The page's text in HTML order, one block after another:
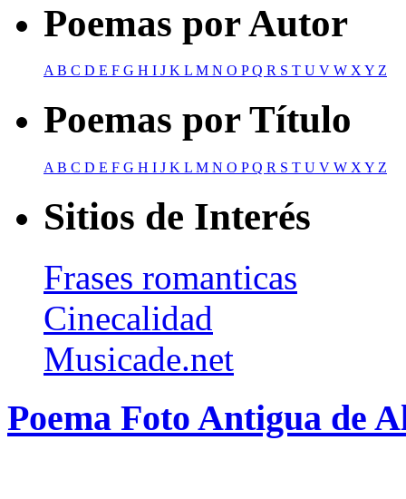
Poemas por Autor
AB C D E F G H I J K L M N O PQ R S T U V W XY Z
Poemas por Título
A B C D E F G H I J K L M N O PQ R S T U V W X Y Z
Sitios de Interés
Frases romanticas
Cinecalidad
Musicade.net
Poema Foto Antigua de